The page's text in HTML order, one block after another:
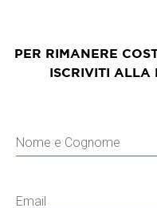
PER RIMANERE
ISCRIVITI ALLA